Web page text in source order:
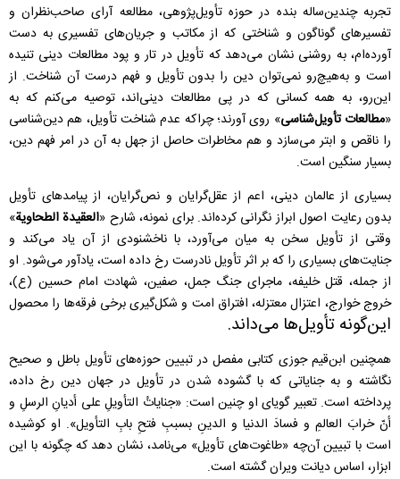
تجربه‌ چندین‌ساله‌ بنده در حوزه‌ تأویل‌پژوهی، مطالعه‌ آرای صاحب‌نظران و
تفسیرهای گوناگون و شناختی که از مکاتب و جریان‌های تفسیری به دست
آورده‌ام، به‌ روشنی نشان می‌دهد که تأویل در تار و پود مطالعات دینی تنیده
است و به‌هیچ‌رو نمی‌توان دین را بدون تأویل و فهم درست آن شناخت. از
این‌رو، به همه‌ کسانی که در پی مطالعات دینی‌اند، توصیه می‌کنم که به
«مطالعات تأویل‌شناسی» روی آورند؛ چراکه عدم شناخت تأویل، هم دین‌شناسی
را ناقص و ابتر می‌سازد و هم مخاطرات حاصل از جهل به آن در امر فهم دین،
بسیار سنگین است.
بسیاری از عالمان دینی، اعم از عقل‌گرایان و نص‌گرایان، از پیامدهای تأویل
بدون رعایت اصول ابراز نگرانی کرده‌اند. برای نمونه، شارح «العقیدة الطحاویة»
وقتی از تأویل سخن به میان می‌آورد، با ناخشنودی از آن یاد می‌کند و
جنایت‌های بسیاری را که بر اثر تأویل نادرست رخ داده است، یادآور می‌شود. او
از جمله، قتل خلیفه، ماجرای جنگ جمل، صفین، شهادت امام حسین (ع)،
خروج خوارج، اعتزال معتزله، افتراق امت و شکل‌گیری برخی فرقه‌ها را محصول
این‌گونه تأویل‌ها می‌داند.
همچنین ابن‌قیم جوزی کتابی مفصل در تبیین حوزه‌های تأویل باطل و صحیح
نگاشته و به جنایاتی که با گشوده شدن در تأویل در جهان دین رخ داده،
پرداخته است. تعبیر گویای او چنین است: «جناياتُ التأويلِ على أديانِ الرسلِ و
أنّ خرابَ العالمِ و فسادَ الدنيا و الدينِ بسببِ فتحِ بابِ التأويل». او کوشیده
است با تبیین آن‌چه «طاغوت‌های تأویل» می‌نامد، نشان دهد که چگونه با این
ابزار، اساس دیانت ویران گشته است.